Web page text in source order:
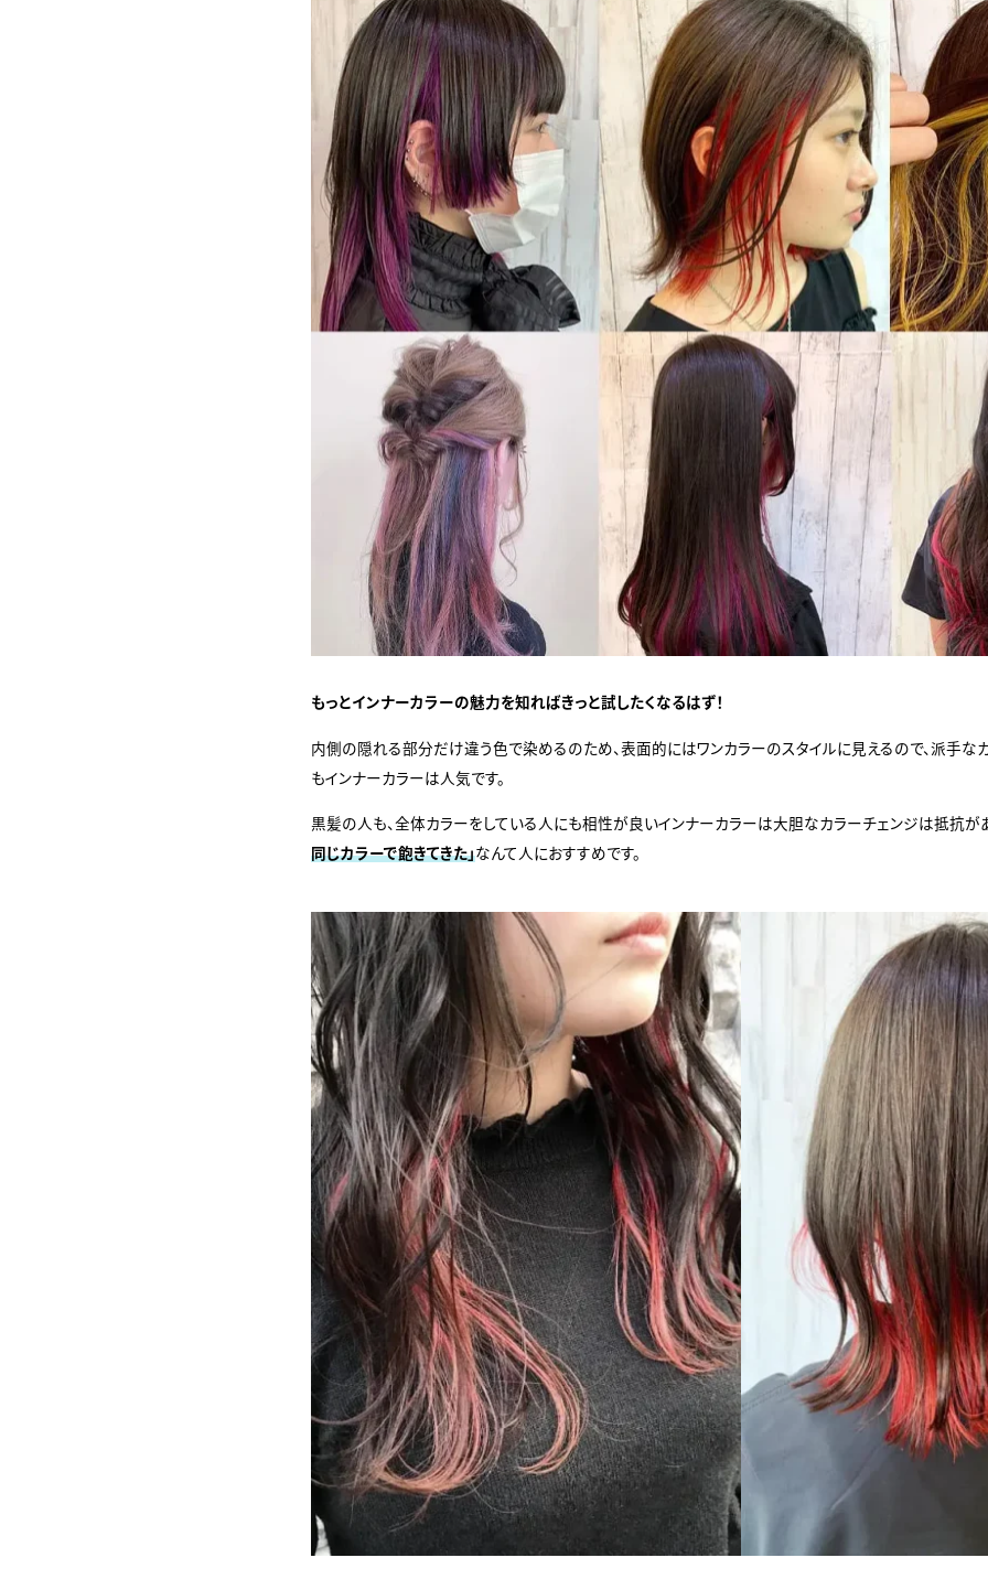
もっとインナーカラーの魅力を知ればきっと試したくなるはず！
内側の隠れる部分だけ違う色で染めるのため、表面的にはワンカラーのスタイルに見えるので、派手な
もインナーカラーは人気です。
黒髪の人も、全体カラーをしている人にも相性が良いインナーカラーは大胆なカラーチェンジは抵抗が
同じカラーで飽きてきた」なんて人におすすめです。